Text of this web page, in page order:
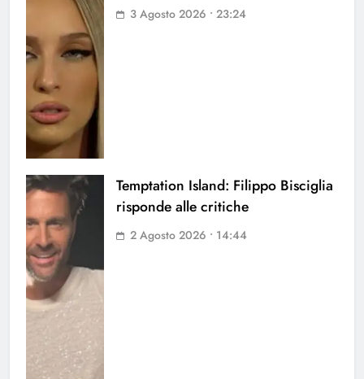
3 Agosto 2026 • 23:24
Temptation Island: Filippo Bisciglia
risponde alle critiche
2 Agosto 2026 • 14:44